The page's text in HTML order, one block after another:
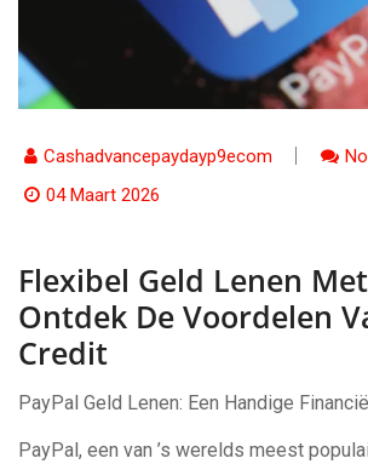
Cashadvancepaydayp9ecom
04 Maart 2026
Flexibel Geld Lenen
Ontdek De Voordelen
Credit
PayPal Geld Lenen: Een Handige
PayPal, een van ’s werelds meest